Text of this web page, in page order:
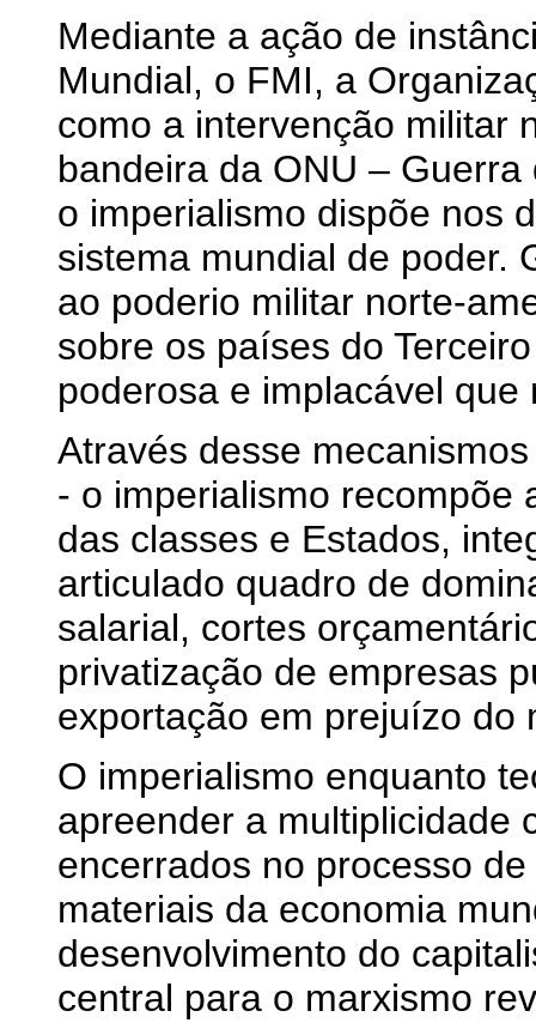
Mediante a ação de
Mundial, o FMI, a
como a intervenção militar
bandeira da ONU –
o imperialismo dispõe nos
sistema mundial de poder.
ao poderio militar norte-
sobre os países do
poderosa e implacável que
Através desse
- o imperialismo recompõe
das classes e Estados,
articulado quadro de
salarial, cortes
privatização de empresas
exportação em prejuízo do
O imperialismo enquanto
apreender a multiplicidade
encerrados no processo
materiais da economia
desenvolvimento do
central para o marxismo